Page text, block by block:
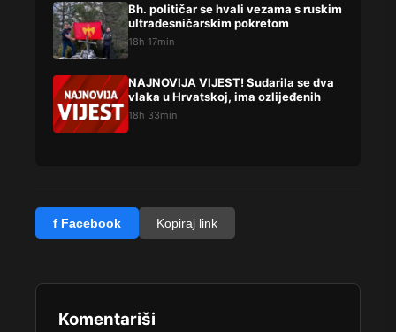
Bh. političar se hvali vezama s ruskim
ultradesničarskim pokretom
18h 17min
NAJNOVIJA VIJEST! Sudarila se dva
vlaka u Hrvatskoj, ima ozlijeđenih
18h 33min
f Facebook Kopiraj link
Komentariši